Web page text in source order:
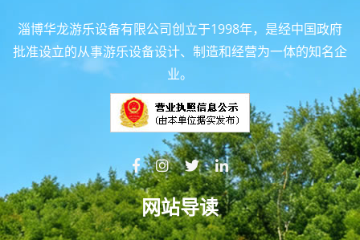
淄博华龙游乐设备有限公司创立于1998年，是经中国政府
批准设立的从事游乐设备设计、制造和经营为一体的知名企
业。
网站导读